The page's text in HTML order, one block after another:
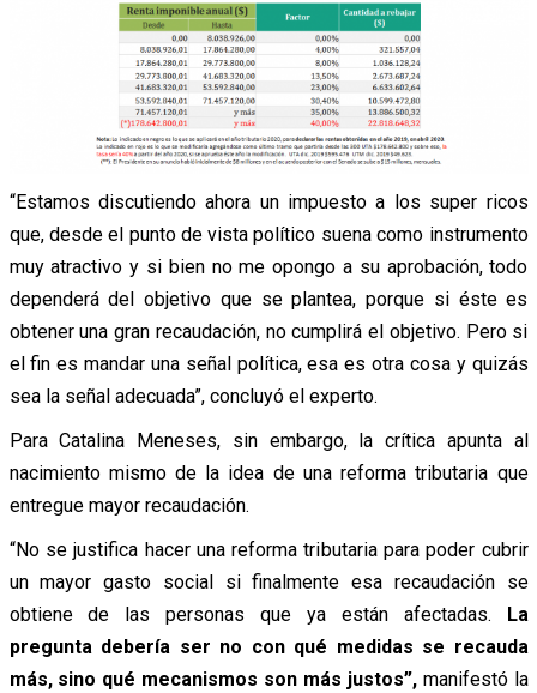
“Estamos discutiendo ahora un impuesto a los super ricos
que, desde el punto de vista político suena como instrumento
muy atractivo y si bien no me opongo a su aprobación, todo
dependerá del objetivo que se plantea, porque si éste es
obtener una gran recaudación, no cumplirá el objetivo. Pero si
el fin es mandar una señal política, esa es otra cosa y quizás
sea la señal adecuada”, concluyó el experto.
Para Catalina Meneses, sin embargo, la crítica apunta al
nacimiento mismo de la idea de una reforma tributaria que
entregue mayor recaudación.
“No se justifica hacer una reforma tributaria para poder cubrir
un mayor gasto social si finalmente esa recaudación se
obtiene de las personas que ya están afectadas. La
pregunta debería ser no con qué medidas se recauda
más, sino qué mecanismos son más justos”,manifestó la